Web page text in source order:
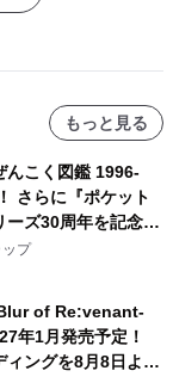
もっと見る
んこく図鑑 1996-
さらに『ポケット
ーズ30周年を記念し
ンスター ビジュア
発売決定！ 2026
プ
of Re:venant-
年1月発売予定！
ィングを8月8日より